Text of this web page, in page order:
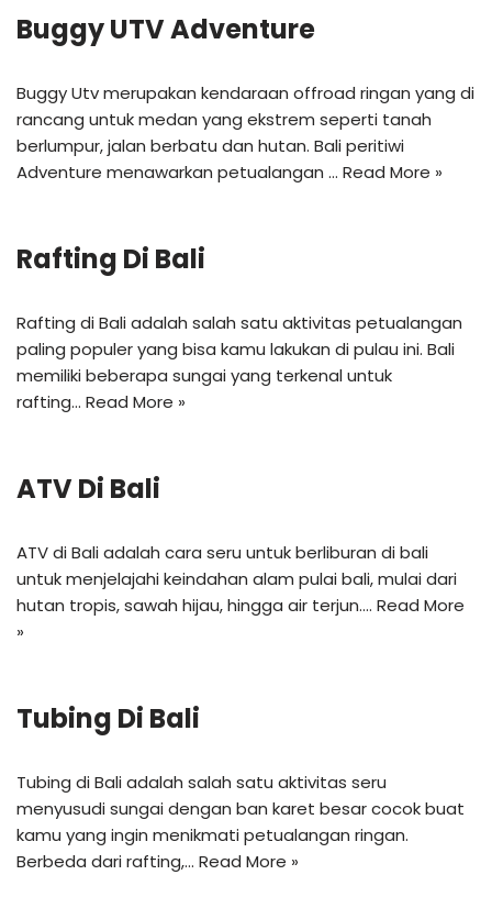
Buggy UTV Adventure
Buggy Utv merupakan kendaraan offroad ringan yang di
rancang untuk medan yang ekstrem seperti tanah
berlumpur, jalan berbatu dan hutan. Bali peritiwi
Adventure menawarkan petualangan … Read More »
Rafting Di Bali
Rafting di Bali adalah salah satu aktivitas petualangan
paling populer yang bisa kamu lakukan di pulau ini. Bali
memiliki beberapa sungai yang terkenal untuk
rafting… Read More »
ATV Di Bali
ATV di Bali adalah cara seru untuk berliburan di bali
untuk menjelajahi keindahan alam pulai bali, mulai dari
hutan tropis, sawah hijau, hingga air terjun.… Read More
»
Tubing Di Bali
Tubing di Bali adalah salah satu aktivitas seru
menyusudi sungai dengan ban karet besar cocok buat
kamu yang ingin menikmati petualangan ringan.
Berbeda dari rafting,… Read More »